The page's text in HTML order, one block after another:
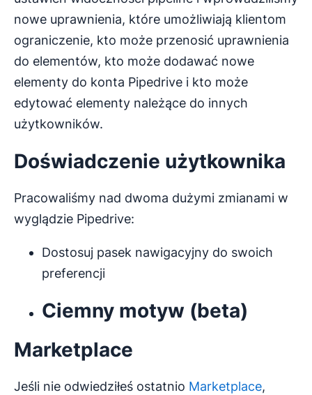
nowe uprawnienia, które umożliwiają klientom
ograniczenie, kto może przenosić uprawnienia
do elementów, kto może dodawać nowe
elementy do konta Pipedrive i kto może
edytować elementy należące do innych
użytkowników.
Doświadczenie użytkownika
Pracowaliśmy nad dwoma dużymi zmianami w
wyglądzie Pipedrive:
Dostosuj pasek nawigacyjny do swoich
preferencji
Ciemny motyw (beta)
Marketplace
Jeśli nie odwiedziłeś ostatnio Marketplace,